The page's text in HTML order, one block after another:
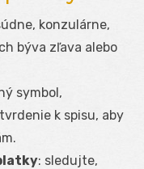
konzulárne,
býva zľava alebo
symbol,
k spisu, aby
: sledujte,